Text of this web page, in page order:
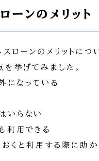
ーンのメリット
スローンのメリットにつ
挙げてみました。
になっている
いらない
利用できる
おくと利用する際に助か